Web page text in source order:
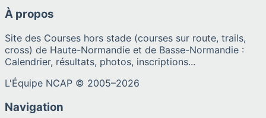
À propos
Site des Courses hors stade (courses sur route, trails,
cross) de Haute-Normandie et de Basse-Normandie :
Calendrier, résultats, photos, inscriptions...
L'Équipe NCAP © 2005–2026
Navigation